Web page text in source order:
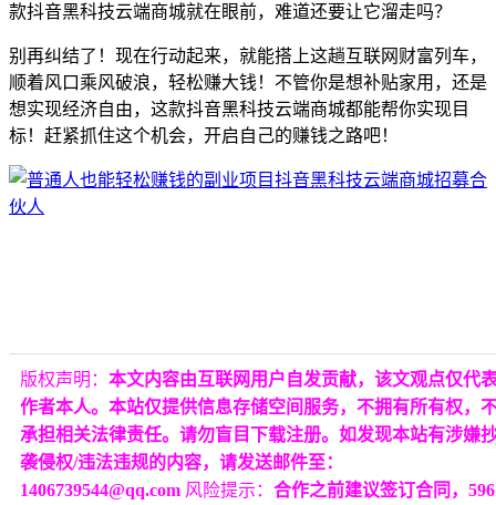
款抖音黑科技云端商城就在眼前，难道还要让它溜走吗？
别再纠结了！现在行动起来，就能搭上这趟互联网财富列车，
顺着风口乘风破浪，轻松赚大钱！不管你是想补贴家用，还是
想实现经济自由，这款抖音黑科技云端商城都能帮你实现目
标！赶紧抓住这个机会，开启自己的赚钱之路吧！
版权声明： 本文内容由互联网用户自发贡献，该文观点仅代
作者本人。本站仅提供信息存储空间服务，不拥有所有权，
承担相关法律责任。请勿盲目下载注册。如发现本站有涉嫌
袭侵权/违法违规的内容，请发送邮件至：
1406739544@qq.com 风险提示： 合作之前建议签订合同，596